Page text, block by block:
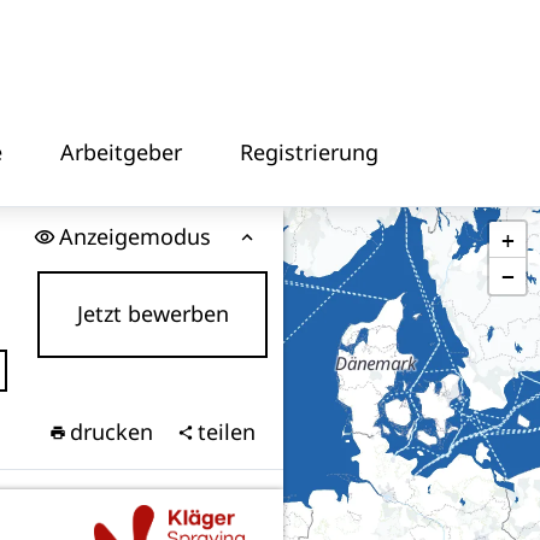
Arbeitgeber Registrierung
Anzeigemodus
Jetzt bewerben
drucken teilen
+
−